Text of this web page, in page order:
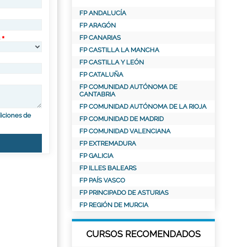
de
FP ANDALUCÍA
FP ARAGÓN
FP CANARIAS
FP CASTILLA LA MANCHA
FP CASTILLA Y LEÓN
FP CATALUÑA
FP COMUNIDAD AUTÓNOMA DE
CANTABRIA
FP COMUNIDAD AUTÓNOMA DE LA RIOJA
FP COMUNIDAD DE MADRID
FP COMUNIDAD VALENCIANA
FP EXTREMADURA
FP GALICIA
FP ILLES BALEARS
FP PAÍS VASCO
FP PRINCIPADO DE ASTURIAS
FP REGIÓN DE MURCIA
CURSOS RECOMENDADOS